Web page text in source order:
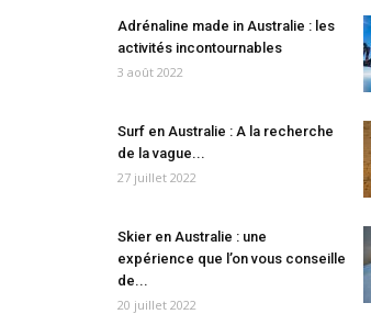
Adrénaline made in Australie : les
activités incontournables
3 août 2022
Surf en Australie : A la recherche
de la vague...
27 juillet 2022
Skier en Australie : une
expérience que l’on vous conseille
de...
20 juillet 2022